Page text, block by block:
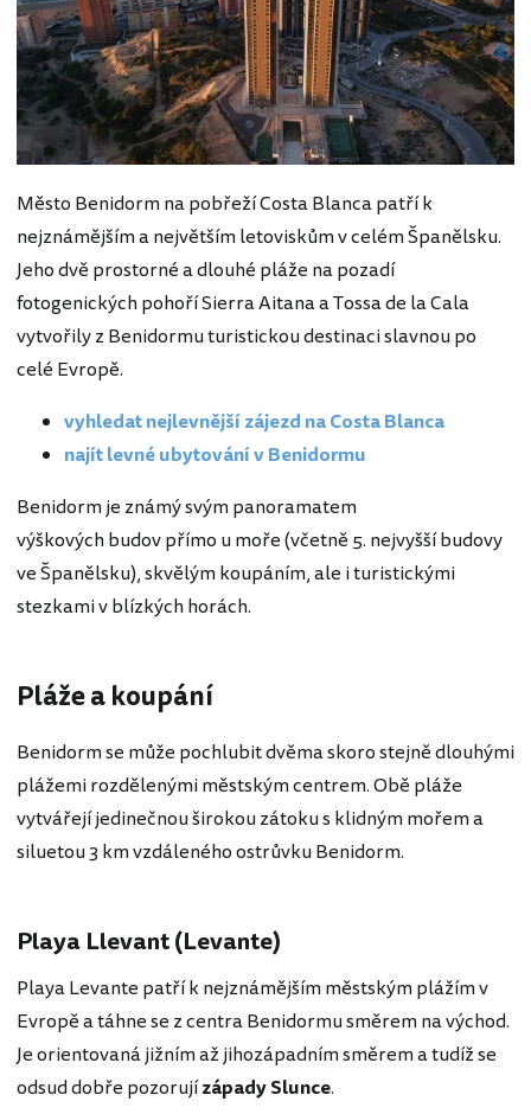
Město Benidorm na pobřeží Costa Blanca patří k
nejznámějším a největším letoviskům v celém Španělsku.
Jeho dvě prostorné a dlouhé pláže na pozadí
fotogenických pohoří Sierra Aitana a Tossa de la Cala
vytvořily z Benidormu turistickou destinaci slavnou po
celé Evropě.
vyhledat nejlevnější zájezd na Costa Blanca
najít levné ubytování v Benidormu
Benidorm je známý svým panoramatem
výškových budov přímo u moře (včetně 5. nejvyšší budovy
ve Španělsku), skvělým koupáním, ale i turistickými
stezkami v blízkých horách.
Pláže a koupání
Benidorm se může pochlubit dvěma skoro stejně dlouhými
plážemi rozdělenými městským centrem. Obě pláže
vytvářejí jedinečnou širokou zátoku s klidným mořem a
siluetou 3 km vzdáleného ostrůvku Benidorm.
Playa Llevant (Levante)
Playa Levante patří k nejznámějším městským plážím v
Evropě a táhne se z centra Benidormu směrem na východ.
Je orientovaná jižním až jihozápadním směrem a tudíž se
odsud dobře pozorujízápady Slunce.